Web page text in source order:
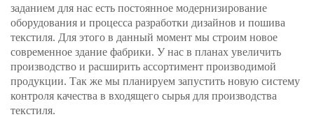
заданием для нас есть постоянное модернизирование
оборудования и процесса разработки дизайнов и пошива
текстиля. Для этого в данный момент мы строим новое
современное здание фабрики. У нас в планах увеличить
производство и расширить ассортимент производимой
продукции. Так же мы планируем запустить новую систему
контроля качества в входящего сырья для производства
текстиля.